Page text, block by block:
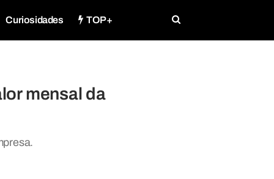
Curiosidades TOP+
mensal da